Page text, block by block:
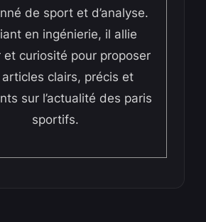
de sport et d’analyse.
en ingénierie, il allie
et curiosité pour proposer
clairs, précis et
sur l’actualité des paris
sportifs.